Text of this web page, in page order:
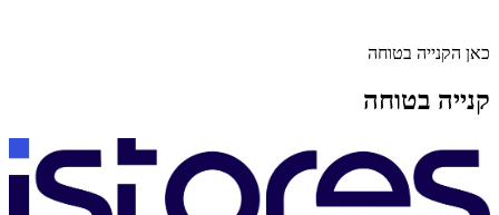
כאן הקנייה בטוחה
קנייה בטוחה